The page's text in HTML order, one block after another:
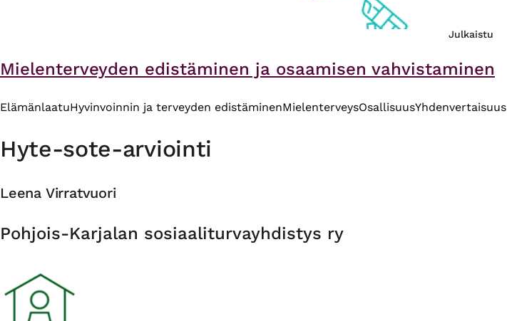
Julkaistu
Mielenterveyden edistäminen ja osaamisen vahvistaminen
ElämänlaatuHyvinvoinnin ja terveyden edistäminenMielenterveysOsallisuusYhdenvertaisuus
Hyte-sote-arviointi
Leena Virratvuori
Organisaatio
Pohjois-Karjalan sosiaaliturvayhdistys ry